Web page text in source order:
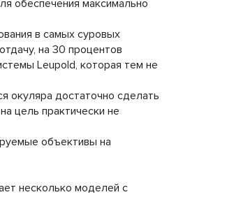
обеспечения максимально
в самых суровых
на 30 процентов
Leupold, которая тем не
окуляра достаточно сделать
цель практически не
объективы на
несколько моделей с